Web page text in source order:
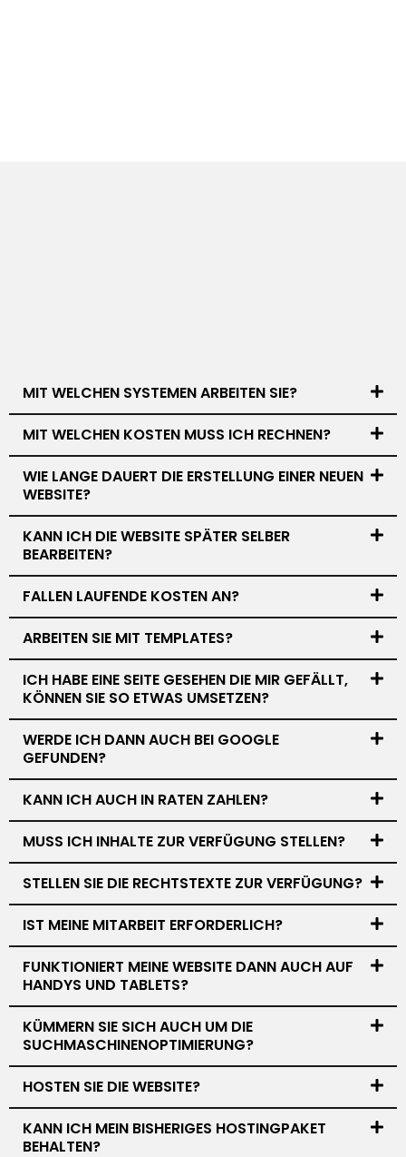
MIT WELCHEN SYSTEMEN ARBEITEN SIE?
MIT WELCHEN KOSTEN MUSS ICH RECHNEN?
WIE LANGE DAUERT DIE ERSTELLUNG EINER NEUEN
WEBSITE?
KANN ICH DIE WEBSITE SPÄTER SELBER
BEARBEITEN?
FALLEN LAUFENDE KOSTEN AN?
ARBEITEN SIE MIT TEMPLATES?
ICH HABE EINE SEITE GESEHEN DIE MIR GEFÄLLT,
KÖNNEN SIE SO ETWAS UMSETZEN?
WERDE ICH DANN AUCH BEI GOOGLE
GEFUNDEN?
KANN ICH AUCH IN RATEN ZAHLEN?
MUSS ICH INHALTE ZUR VERFÜGUNG STELLEN?
STELLEN SIE DIE RECHTSTEXTE ZUR VERFÜGUNG?
IST MEINE MITARBEIT ERFORDERLICH?
FUNKTIONIERT MEINE WEBSITE DANN AUCH AUF
HANDYS UND TABLETS?
KÜMMERN SIE SICH AUCH UM DIE
SUCHMASCHINENOPTIMIERUNG?
HOSTEN SIE DIE WEBSITE?
KANN ICH MEIN BISHERIGES HOSTINGPAKET
BEHALTEN?